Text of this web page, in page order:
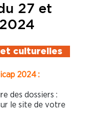
27 et
culturelles
2024 :
des dossiers :
le site de votre